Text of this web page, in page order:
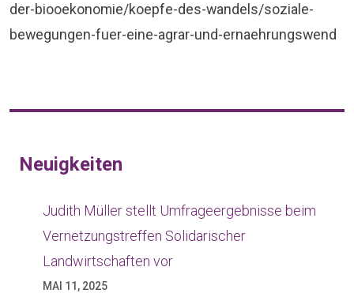
der-biooekonomie/koepfe-des-wandels/soziale-
bewegungen-fuer-eine-agrar-und-ernaehrungswend
Neuigkeiten
Judith Müller stellt Umfrageergebnisse beim
Vernetzungstreffen Solidarischer
Landwirtschaften vor
MAI 11, 2025